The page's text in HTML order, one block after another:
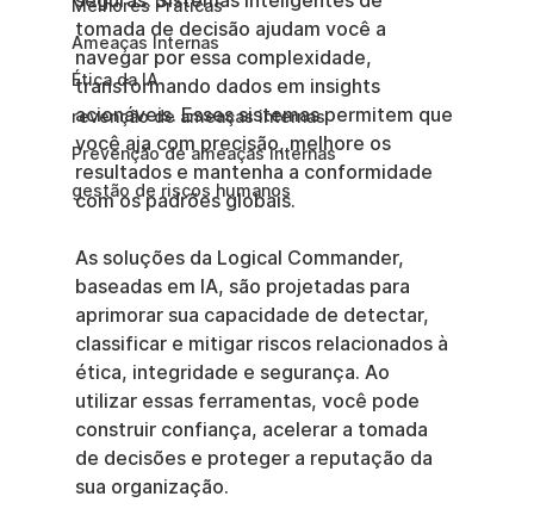
Melhores Práticas
Ameaças Internas
Ética da IA
revenção de ameaças internas
Prevenção de ameaças internas
gestão de riscos humanos
tomada de decisão ajudam você a
navegar por essa complexidade,
transformando dados em insights
acionáveis. Esses sistemas permitem que
você aja com precisão, melhore os
resultados e mantenha a conformidade
com os padrões globais.
As soluções da Logical Commander,
baseadas em IA, são projetadas para
aprimorar sua capacidade de detectar,
classificar e mitigar riscos relacionados à
ética, integridade e segurança. Ao
utilizar essas ferramentas, você pode
construir confiança, acelerar a tomada
de decisões e proteger a reputação da
sua organização.